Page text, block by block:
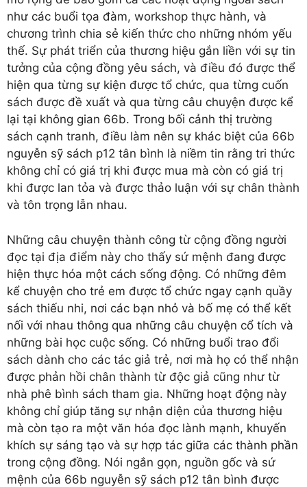
như các buổi tọa đàm, workshop thực hành, và
chương trình chia sẻ kiến thức cho những nhóm yếu
thế. Sự phát triển của thương hiệu gắn liền với sự tin
tưởng của cộng đồng yêu sách, và điều đó được thể
hiện qua từng sự kiện được tổ chức, qua từng cuốn
sách được đề xuất và qua từng câu chuyện được kể
lại tại không gian 66b. Trong bối cảnh thị trường
sách cạnh tranh, điều làm nên sự khác biệt của 66b
nguyễn sỹ sách p12 tân bình là niềm tin rằng tri thức
không chỉ có giá trị khi được mua mà còn có giá trị
khi được lan tỏa và được thảo luận với sự chân thành
và tôn trọng lẫn nhau.
Những câu chuyện thành công từ cộng đồng người
đọc tại địa điểm này cho thấy sứ mệnh đang được
hiện thực hóa một cách sống động. Có những đêm
kể chuyện cho trẻ em được tổ chức ngay cạnh quầy
sách thiếu nhi, nơi các bạn nhỏ và bố mẹ có thể kết
nối với nhau thông qua những câu chuyện cổ tích và
những bài học cuộc sống. Có những buổi trao đổi
sách dành cho các tác giả trẻ, nơi mà họ có thể nhận
được phản hồi chân thành từ độc giả cũng như từ
nhà phê bình sách tham gia. Những hoạt động này
không chỉ giúp tăng sự nhận diện của thương hiệu
mà còn tạo ra một văn hóa đọc lành mạnh, khuyến
khích sự sáng tạo và sự hợp tác giữa các thành phần
trong cộng đồng. Nói ngắn gọn, nguồn gốc và sứ
mệnh của 66b nguyễn sỹ sách p12 tân bình được